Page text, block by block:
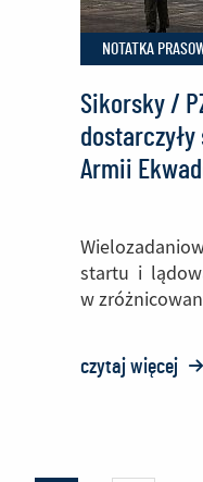
NOTATKA
Sikorsky /
dostarczyły
Armii
startu i
w
czytaj więcej o: